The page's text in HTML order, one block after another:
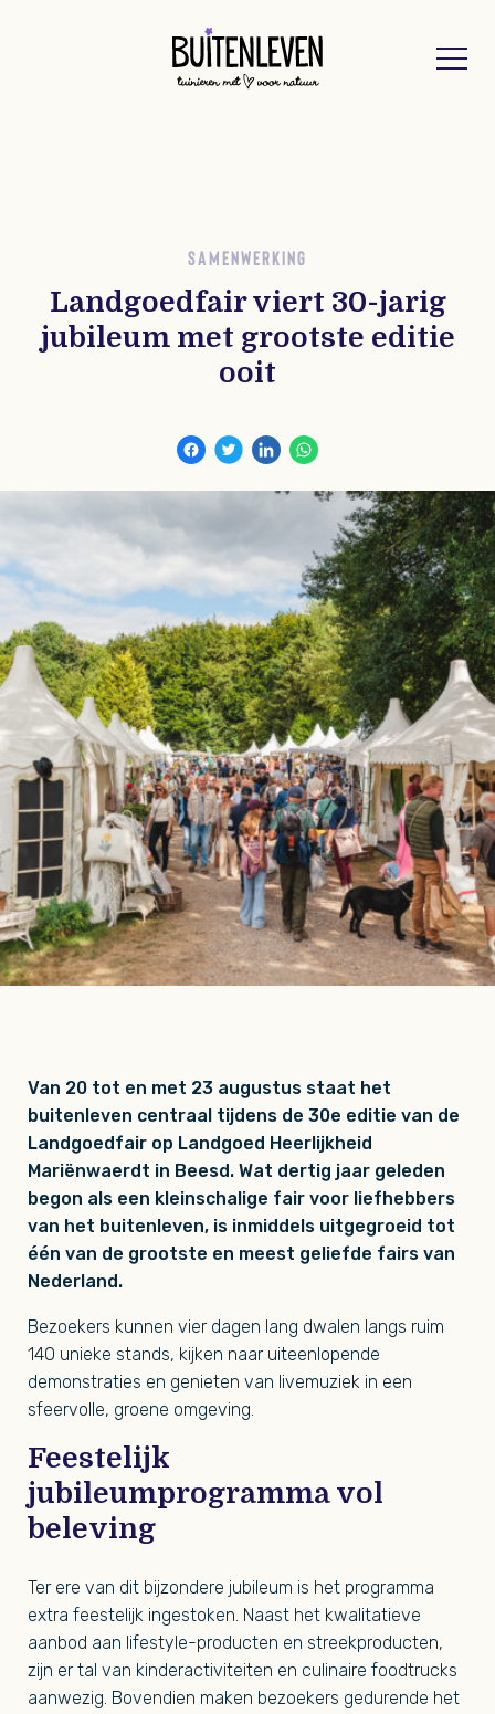
SAMENWERKING
Landgoedfair viert 30-jarig
jubileum met grootste editie
ooit
Van 20 tot en met 23 augustus staat het
buitenleven centraal tijdens de 30e editie van de
Landgoedfair op Landgoed Heerlijkheid
Mariënwaerdt in Beesd. Wat dertig jaar geleden
begon als een kleinschalige fair voor liefhebbers
van het buitenleven, is inmiddels uitgegroeid tot
één van de grootste en meest geliefde fairs van
Nederland.
Bezoekers kunnen vier dagen lang dwalen langs ruim
140 unieke stands, kijken naar uiteenlopende
demonstraties en genieten van livemuziek in een
sfeervolle, groene omgeving.
Feestelijk
jubileumprogramma vol
beleving
Ter ere van dit bijzondere jubileum is het programma
extra feestelijk ingestoken. Naast het kwalitatieve
aanbod aan lifestyle-producten en streekproducten,
zijn er tal van kinderactiviteiten en culinaire foodtrucks
aanwezig. Bovendien maken bezoekers gedurende het